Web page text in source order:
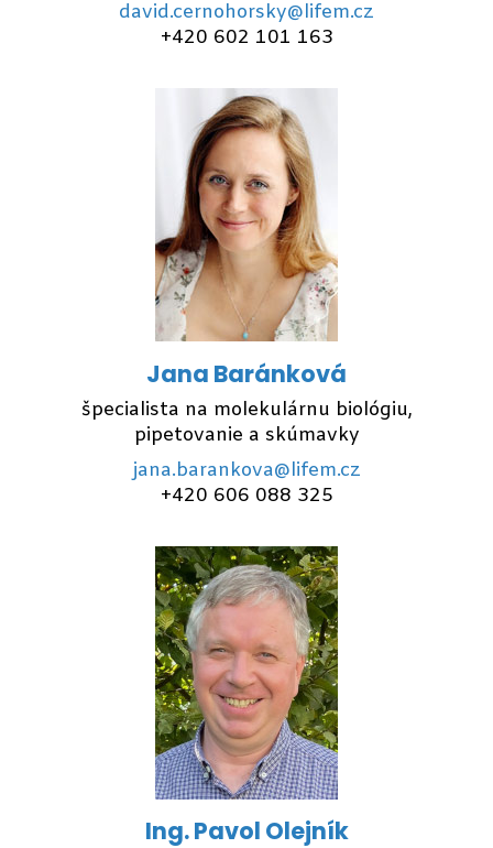
david.cernohorsky@lifem.cz
+420 602 101 163
Jana Baránková
špecialista na molekulárnu biológiu,
pipetovanie a skúmavky
jana.barankova@lifem.cz
+420 606 088 325
Ing. Pavol Olejník